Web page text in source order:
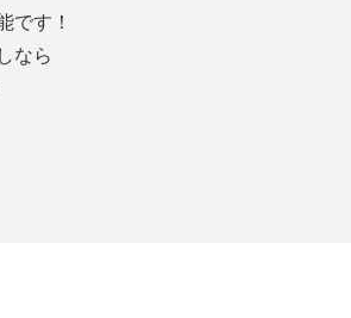
です！
なら